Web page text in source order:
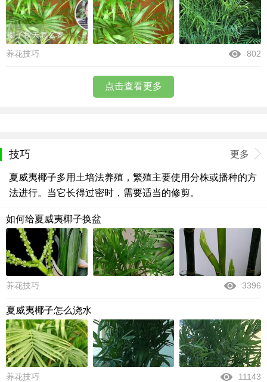
养花技巧 802
点击查看更多
技巧 更多
夏威夷椰子多用土培法养殖，繁殖主要使用分株或播种的方
法进行。当它长得过密时，需要适当的修剪。
如何给夏威夷椰子换盆
养花技巧 3396
夏威夷椰子怎么浇水
养花技巧 11143